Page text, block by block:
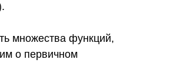
множества функций,
о первичном